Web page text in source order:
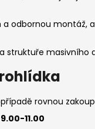
odbornou montáž,
struktuře
rovnou
11.00